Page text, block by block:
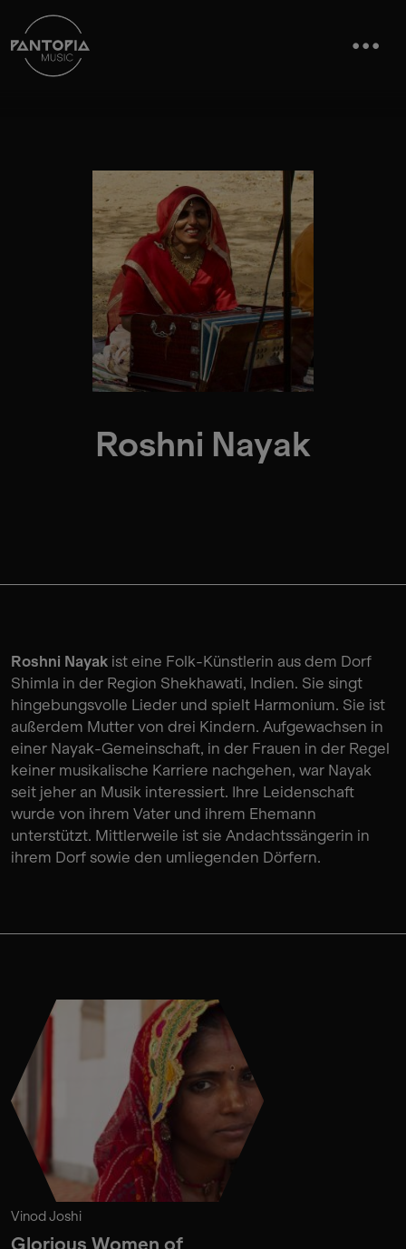
Roshni Nayak
Roshni Nayak ist eine Folk-Künstlerin aus dem Dorf
Shimla in der Region Shekhawati, Indien. Sie singt
hingebungsvolle Lieder und spielt Harmonium. Sie ist
außerdem Mutter von drei Kindern. Aufgewachsen in
einer Nayak-Gemeinschaft, in der Frauen in der Regel
keiner musikalische Karriere nachgehen, war Nayak
seit jeher an Musik interessiert. Ihre Leidenschaft
wurde von ihrem Vater und ihrem Ehemann
unterstützt. Mittlerweile ist sie Andachtssängerin in
ihrem Dorf sowie den umliegenden Dörfern.
Vinod Joshi
Glorious Women of